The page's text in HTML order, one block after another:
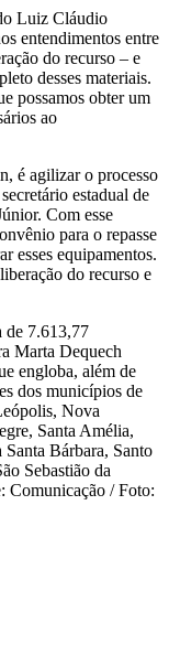
Luiz Cláudio
entendimentos entre
do recurso – e
desses materiais.
possamos obter um
ao
é agilizar o processo
estadual de
Com esse
para o repasse
esses equipamentos.
do recurso e
de 7.613,77
Marta Dequech
engloba, além de
dos municípios de
Nova
Santa Amélia,
Bárbara, Santo
Sebastião da
Comunicação / Foto: